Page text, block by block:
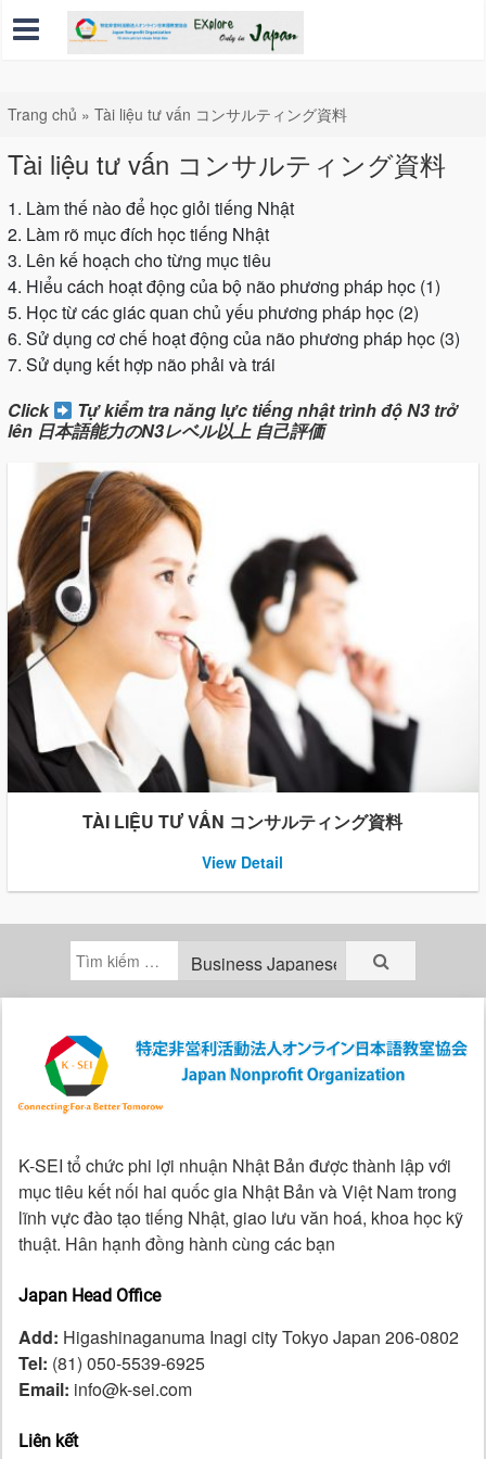
Trang chủ » Tài liệu tư vấn コンサルティング資料
Tài liệu tư vấn コンサルティング資料
1. Làm thế nào để học giỏi tiếng Nhật
2. Làm rõ mục đích học tiếng Nhật
3. Lên kế hoạch cho từng mục tiêu
4. Hiểu cách hoạt động của bộ não phương pháp học (1)
5. Học từ các giác quan chủ yếu phương pháp học (2)
6. Sử dụng cơ chế hoạt động của não phương pháp học (3)
7. Sử dụng kết hợp não phải và trái
Click
Tự kiểm tra năng lực tiếng nhật trình độ N3 trở
lên 日本語能力のN3レベル以上 自己評価
TÀI LIỆU TƯ VẤN コンサルティング資料
View Detail
K-SEI tổ chức phi lợi nhuận Nhật Bản được thành lập với
mục tiêu kết nối hai quốc gia Nhật Bản và Việt Nam trong
lĩnh vực đào tạo tiếng Nhật, giao lưu văn hoá, khoa học kỹ
thuật. Hân hạnh đồng hành cùng các bạn
Japan Head Office
Add: Higashinaganuma Inagi city Tokyo Japan 206-0802
Tel: (81) 050-5539-6925
Email: info@k-sei.com
Liên kết